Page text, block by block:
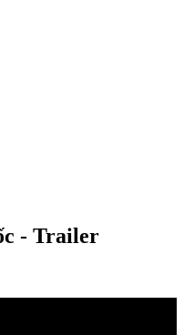
- Trailer